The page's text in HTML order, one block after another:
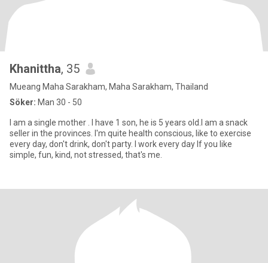
Khanittha, 35
Mueang Maha Sarakham, Maha Sarakham, Thailand
Söker: Man 30 - 50
I am a single mother . I have 1 son, he is 5 years old.I am a snack
seller in the provinces. I'm quite health conscious, like to exercise
every day, don't drink, don't party. I work every day If you like
simple, fun, kind, not stressed, that's me.